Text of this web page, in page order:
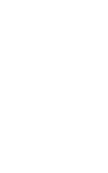
み表示されます。
ワークスペースが開き
ID、リスクスコアなど
るリスクカテゴリに